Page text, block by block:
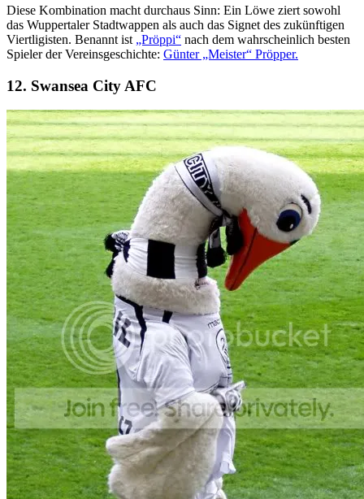
Diese Kombination macht durchaus Sinn: Ein Löwe ziert sowohl
das Wuppertaler Stadtwappen als auch das Signet des zukünftigen
Viertligisten. Benannt ist „Pröppi“ nach dem wahrscheinlich besten
Spieler der Vereinsgeschichte: Günter „Meister“ Pröpper.
12. Swansea City AFC